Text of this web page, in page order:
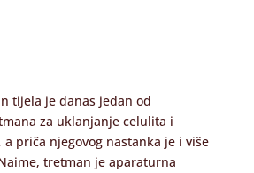
tijela je danas jedan od
za uklanjanje celulita i
priča njegovog nastanka je i više
tretman je aparaturna